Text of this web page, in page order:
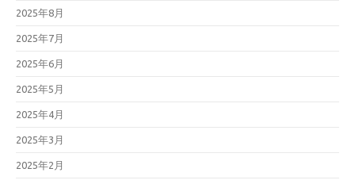
2025年8月
2025年7月
2025年6月
2025年5月
2025年4月
2025年3月
2025年2月